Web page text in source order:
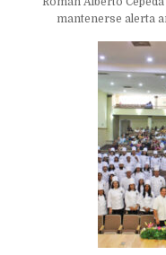
mantenerse alerta